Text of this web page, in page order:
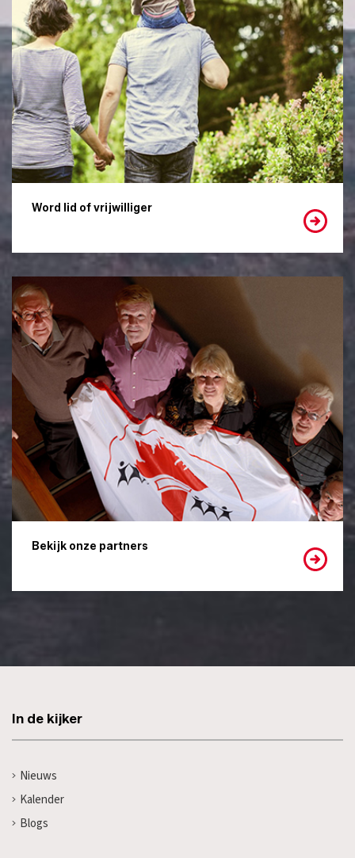
Word lid of vrijwilliger
Bekijk onze partners
In de kijker
Nieuws
Kalender
Blogs